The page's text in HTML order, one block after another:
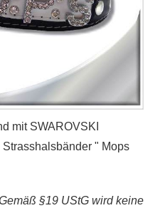
mit SWAROVSKI
" Mops
§19 UStG wird keine